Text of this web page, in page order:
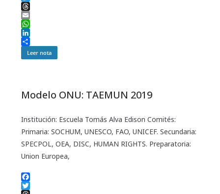
a
c
e
b
o
o
k
T
w
i
t
t
e
r
T
h
r
e
a
d
E
m
a
i
l
W
h
a
t
p
L
i
n
I
C
o
r
r
Leer nota
Modelo ONU: TAEMUN 2019
Institución: Escuela Tomás Alva Edison Comités:
Primaria: SOCHUM, UNESCO, FAO, UNICEF. Secundaria:
SPECPOL, OEA, DISC, HUMAN RIGHTS. Preparatoria:
Union Europea,
F